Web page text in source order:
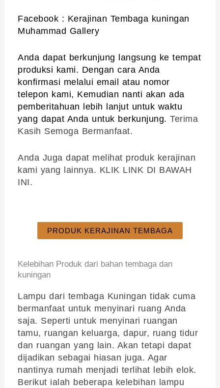
Facebook : Kerajinan Tembaga kuningan
Muhammad Gallery
Anda dapat berkunjung langsung ke tempat
produksi kami. Dengan cara Anda
konfirmasi melalui email atau nomor
telepon kami, Kemudian nanti akan ada
pemberitahuan lebih lanjut untuk waktu
yang dapat Anda untuk berkunjung.Terima
Kasih Semoga Bermanfaat.
Anda Juga dapat melihat produk kerajinan
kami yang lainnya. KLIK LINK DI BAWAH
INI.
PRODUK KERAJINAN TEMBAGA
Kelebihan Produk dari bahan tembaga dan
kuningan
Lampu dari tembaga Kuningan tidak cuma
bermanfaat untuk menyinari ruang Anda
saja. Seperti untuk menyinari ruangan
tamu, ruangan keluarga, dapur, ruang tidur
dan ruangan yang lain. Akan tetapi dapat
dijadikan sebagai hiasan juga. Agar
nantinya rumah menjadi terlihat lebih elok.
Berikut ialah beberapa kelebihan lampu